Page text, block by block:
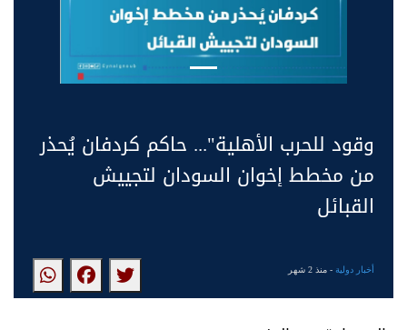
وقود للحرب الأهلية"... حاكم كردفان يُحذر
من مخطط إخوان السودان لتجييش
القبائل
أخبار دولية- منذ 2 شهر